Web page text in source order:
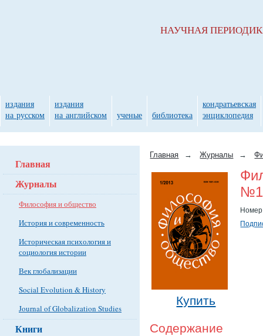
Главная → Журналы →
Купить
Содержание
Главная
Журналы
Философия и общество
История и современность
Историческая психология и
социология истории
Век глобализации
Social Evolution & History
Journal of Globalization Studies
Книги
НАУЧНАЯ
издания
на русском
издания
на английском
ученые библиотека
кондратьевская
энциклопедия